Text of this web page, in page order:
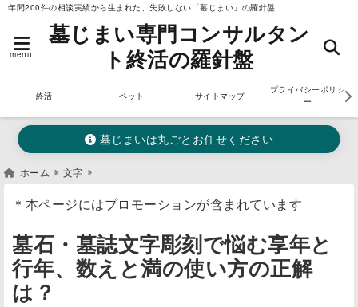
年間200件の相談実績から生まれた、失敗しない「墓じまい」の羅針盤
menu
墓じまい専門コンサルタン
ト終活の羅針盤
終活 ペット サイトマップ
プライバシーポリシ
ー
墓じまいは丸ごとお任せください
ホーム 文字
＊本ページにはプロモーションが含まれています
墓石・墓誌文字彫刻で悩む享年と
行年、数えと満の使い方の正解
は？